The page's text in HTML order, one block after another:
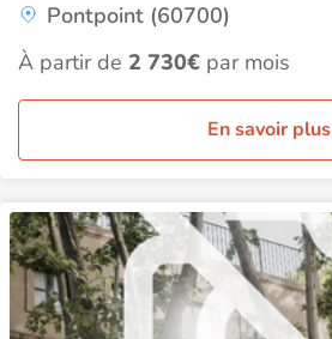
Pontpoint (60700)
À partir de 2 730€ par mois
En savoir plus